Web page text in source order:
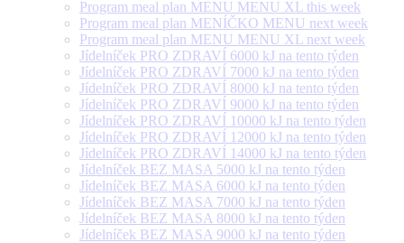
Program meal plan MENU MENU XL this week
Program meal plan MENÍČKO MENU next week
Program meal plan MENU MENU XL next week
Jídelníček PRO ZDRAVÍ 6000 kJ na tento týden
Jídelníček PRO ZDRAVÍ 7000 kJ na tento týden
Jídelníček PRO ZDRAVÍ 8000 kJ na tento týden
Jídelníček PRO ZDRAVÍ 9000 kJ na tento týden
Jídelníček PRO ZDRAVÍ 10000 kJ na tento týden
Jídelníček PRO ZDRAVÍ 12000 kJ na tento týden
Jídelníček PRO ZDRAVÍ 14000 kJ na tento týden
Jídelníček BEZ MASA 5000 kJ na tento týden
Jídelníček BEZ MASA 6000 kJ na tento týden
Jídelníček BEZ MASA 7000 kJ na tento týden
Jídelníček BEZ MASA 8000 kJ na tento týden
Jídelníček BEZ MASA 9000 kJ na tento týden